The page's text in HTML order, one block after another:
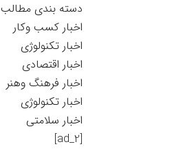
دسته بندی مطالب
اخبار کسب وکار
اخبار تکنولوژی
اخبار اقتصادی
اخبار فرهنگ وهنر
اخبار تکنولوژی
اخبار سلامتی
[ad_2]